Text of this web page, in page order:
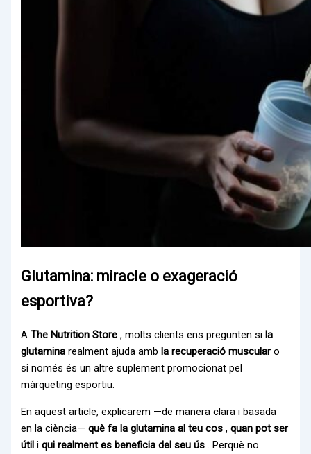
Glutamina: miracle o exageració
esportiva?
AThe Nutrition Store , molts clients ens pregunten si la
glutamina realment ajuda amb la recuperació muscular o
si només és un altre suplement promocionat pel
màrqueting esportiu.
En aquest article, explicarem —de manera clara i basada
en la ciència—què fa la glutamina al teu cos ,quan pot ser
útil iqui realment es beneficia del seu ús . Perquè no